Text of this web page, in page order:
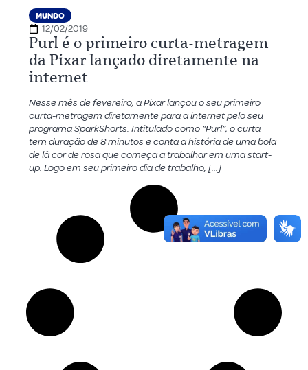
MUNDO
12/02/2019
Purl é o primeiro curta-metragem
da Pixar lançado diretamente na
internet
Nesse mês de fevereiro, a Pixar lançou o seu primeiro
curta-metragem diretamente para a internet pelo seu
programa SparkShorts. Intitulado como ”Purl”, o curta
tem duração de 8 minutos e conta a história de uma bola
de lã cor de rosa que começa a trabalhar em uma start-
up. Logo em seu primeiro dia de trabalho, […]